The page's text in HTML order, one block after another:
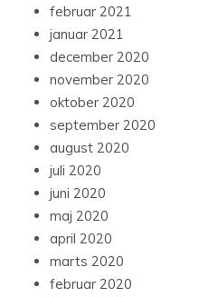
februar 2021
januar 2021
december 2020
november 2020
oktober 2020
september 2020
august 2020
juli 2020
juni 2020
maj 2020
april 2020
marts 2020
februar 2020